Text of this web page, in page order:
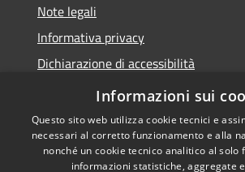
Note legali
Informativa privacy
Dichiarazione di accessibilità
Obiettivi di accessibilità
Informazioni sui
Questo sito web utilizza cookie tecnici e
necessari al corretto funzionamento e alla
nonché un cookie tecnico analitico al solo
informazioni statistiche, aggregate